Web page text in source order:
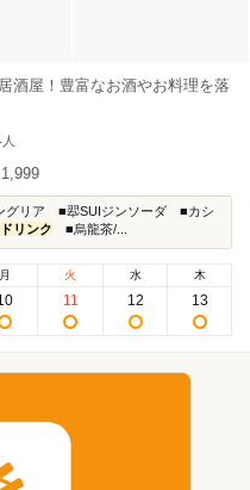
酒屋！豊富なお酒やお料理を落
人
グリア ■翆SUIジンソーダ ■カシ
リンク ■烏龍茶/...
月 火
11
水
12
木
13